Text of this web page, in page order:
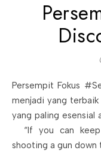
Persempit Fokus #SelfDiscovery #Day19 – Jika kita ingin
menjadi yang terbaik
yang paling esensial
“If you can keep
shooting a gun